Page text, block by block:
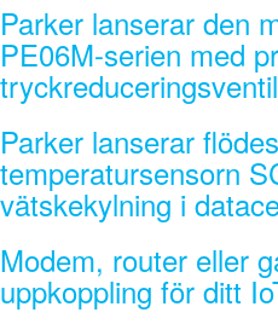
Parker lanserar den
PE06M-serien med
Parker lanserar
temperatursensorn
vätskekylning i
Modem, router eller
uppkoppling för ditt